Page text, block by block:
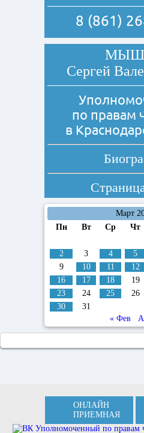
8 (861)
Сергей
по правам
в
Март
Пн
Вт Ср Чт
2
3 4 5
9
10 11 12
16
17 18 19
23
24 25 26
30
31
« Фев
ОНЛАЙН
ПРИЕМНАЯ